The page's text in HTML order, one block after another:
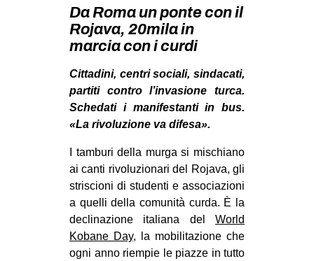
MSM
STUDENTI TSUNAMI
ZAM
MOBILITAZIONI
SPAZI
SPORT POPOLARE
MOVIMENTI
AMBIENTE
ANTIFASCISMO
DIRITTO ALL’ABITARE
Da Roma un ponte con il
Rojava, 20mila in
marcia con i curdi
Cittadini, centri sociali, sindacati,
partiti contro l’invasione turca.
Schedati i manifestanti in bus.
«La rivoluzione va difesa».
I tamburi della murga si mischiano
ai canti rivoluzionari del Rojava, gli
striscioni di studenti e associazioni
a quelli della comunità curda. È la
declinazione italiana del World
Kobane Day, la mobilitazione che
ogni anno riempie le piazze in tutto